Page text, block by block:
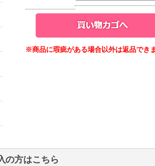
※商品に瑕疵がある場合以外は返品でき
の方はこちら